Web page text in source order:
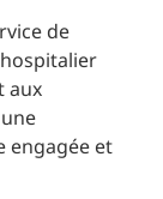
de
aux
engagée et